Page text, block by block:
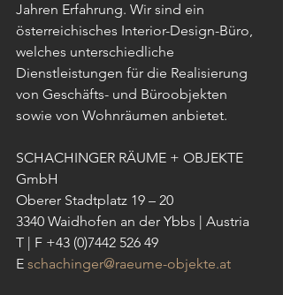
Jahren Erfahrung. Wir sind ein
österreichisches Interior-Design-Büro,
welches unterschiedliche
Dienstleistungen für die Realisierung
von Geschäfts- und Büroobjekten
sowie von Wohnräumen anbietet.
SCHACHINGER RÄUME + OBJEKTE
GmbH
Oberer Stadtplatz 19 – 20
3340 Waidhofen an der Ybbs | Austria
T | F +43 (0)7442 526 49
E schachinger@raeume-objekte.at